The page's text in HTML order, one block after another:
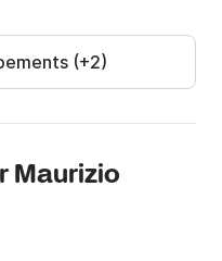
et le carburant, à
pour les
190
€ 230
(+2)
Maurizio